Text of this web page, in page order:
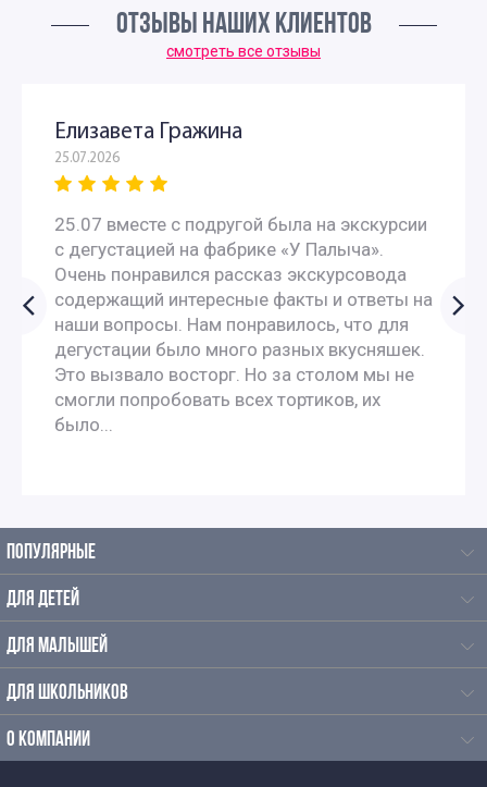
ОТЗЫВЫ НАШИХ КЛИЕНТОВ
смотреть все отзывы
Елизавета Гражина
25.07.2026
25.07 вместе с подругой была на экскурсии
с дегустацией на фабрике «У Палыча».
Очень понравился рассказ экскурсовода
содержащий интересные факты и ответы на
наши вопросы. Нам понравилось, что для
дегустации было много разных вкусняшек.
Это вызвало восторг. Но за столом мы не
смогли попробовать всех тортиков, их
было...
ПОПУЛЯРНЫЕ
ДЛЯ ДЕТЕЙ
ДЛЯ МАЛЫШЕЙ
ДЛЯ ШКОЛЬНИКОВ
О КОМПАНИИ